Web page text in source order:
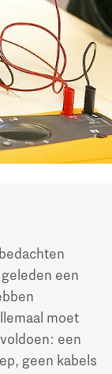
een
moet
een
geen kabels